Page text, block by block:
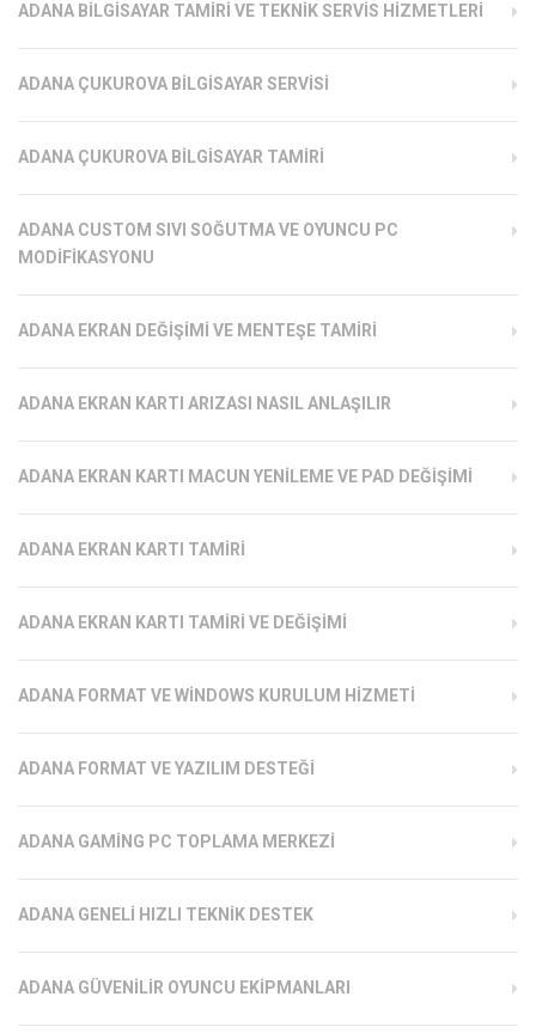
ADANA BILGISAYAR TAMIRI VE TEKNIK SERVIS HIZMETLERI
ADANA ÇUKUROVA BILGISAYAR SERVISI
ADANA ÇUKUROVA BILGISAYAR TAMIRI
ADANA CUSTOM SIVI SOĞUTMA VE OYUNCU PC
MODIFIKASYONU
ADANA EKRAN DEĞIŞIMI VE MENTEŞE TAMIRI
ADANA EKRAN KARTI ARIZASI NASIL ANLAŞILIR
ADANA EKRAN KARTI MACUN YENILEME VE PAD DEĞIŞIMI
ADANA EKRAN KARTI TAMIRI
ADANA EKRAN KARTI TAMIRI VE DEĞIŞIMI
ADANA FORMAT VE WINDOWS KURULUM HIZMETI
ADANA FORMAT VE YAZILIM DESTEĞI
ADANA GAMING PC TOPLAMA MERKEZI
ADANA GENELI HIZLI TEKNIK DESTEK
ADANA GÜVENILIR OYUNCU EKIPMANLARI